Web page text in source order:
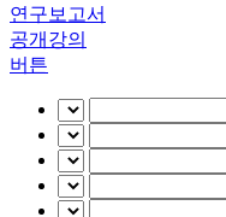
연구보고서
공개강의
버튼